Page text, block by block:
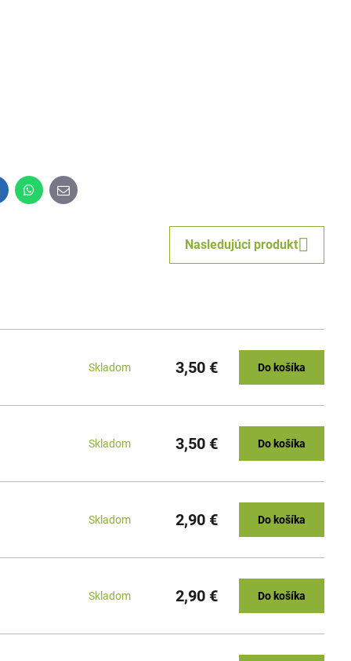
WhatsApp
E-
mail
Nasledujúci produkt
Skladom 3,50 € Do košíka
Skladom 3,50 € Do košíka
Skladom 2,90 € Do košíka
Skladom 2,90 € Do košíka